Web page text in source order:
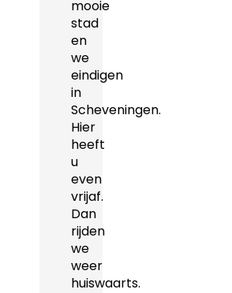
mooie
stad
en
we
eindigen
in
Scheveningen.
Hier
heeft
u
even
vrijaf.
Dan
rijden
we
weer
huiswaarts.